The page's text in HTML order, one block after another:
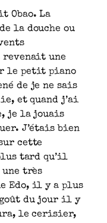
Obao. La
la douche ou
revenait une
le petit piano
de je ne sais
et quand j’ai
je la jouais
J’étais bien
cette
tard qu’il
une très
Edo, il y a plus
goût du jour il y
le cerisier,